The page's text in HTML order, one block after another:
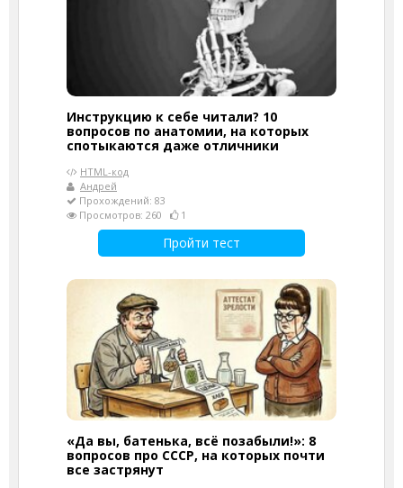
Инструкцию к себе читали? 10
вопросов по анатомии, на которых
спотыкаются даже отличники
HTML-код
Андрей
Прохождений: 83
Просмотров: 260
1
Пройти тест
«Да вы, батенька, всё позабыли!»: 8
вопросов про СССР, на которых почти
все застрянут